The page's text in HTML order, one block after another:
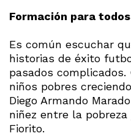
Formación para todos
Es común escuchar
historias de éxito
pasados
niños pobres
Diego Armando
niñez entre la
Fiorito.